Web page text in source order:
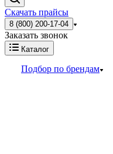
Скачать прайсы
8 (800) 200-17-04
Заказать звонок
Каталог
Подбор по брендам